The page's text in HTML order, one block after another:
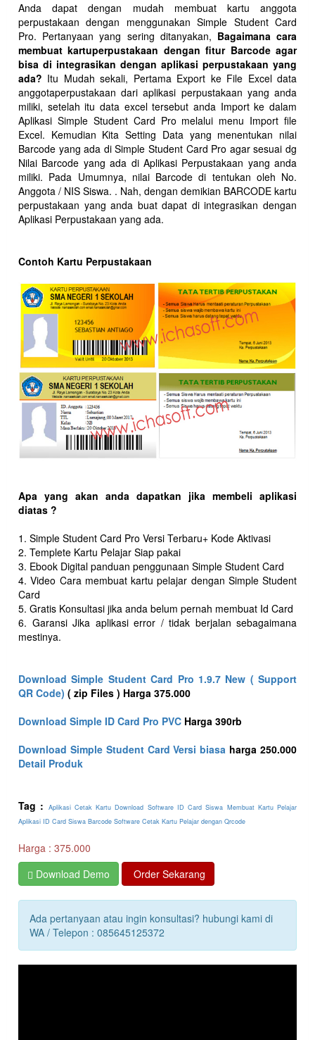
Anda dapat dengan mudah membuat kartu anggota
perpustakaan dengan menggunakan Simple Student Card
Pro. Pertanyaan yang sering ditanyakan, Bagaimana cara
membuat kartuperpustakaan dengan fitur Barcode agar
bisa di integrasikan dengan aplikasi perpustakaan yang
ada? Itu Mudah sekali, Pertama Export ke File Excel data
anggotaperpustakaan dari aplikasi perpustakaan yang anda
miliki, setelah itu data excel tersebut anda Import ke dalam
Aplikasi Simple Student Card Pro melalui menu Import file
Excel. Kemudian Kita Setting Data yang menentukan nilai
Barcode yang ada di Simple Student Card Pro agar sesuai dg
Nilai Barcode yang ada di Aplikasi Perpustakaan yang anda
miliki. Pada Umumnya, nilai Barcode di tentukan oleh No.
Anggota / NIS Siswa. . Nah, dengan demikian BARCODE kartu
perpustakaan yang anda buat dapat di integrasikan dengan
Aplikasi Perpustakaan yang ada.
Contoh Kartu Perpustakaan
Apa yang akan anda dapatkan jika membeli aplikasi
diatas ?
1. Simple Student Card Pro Versi Terbaru+ Kode Aktivasi
2. Templete Kartu Pelajar Siap pakai
3. Ebook Digital panduan penggunaan Simple Student Card
4. Video Cara membuat kartu pelajar dengan Simple Student
Card
5. Gratis Konsultasi jika anda belum pernah membuat Id Card
6. Garansi Jika aplikasi error / tidak berjalan sebagaimana
mestinya.
Download Simple Student Card Pro 1.9.7 New ( Support
QR Code) ( zip Files ) Harga 375.000
Download Simple ID Card Pro PVC Harga 390rb
Download Simple Student Card Versi biasa harga 250.000
Detail Produk
Tag : Aplikasi Cetak Kartu Download Software ID Card Siswa Membuat Kartu Pelajar
Aplikasi ID Card Siswa Barcode Software Cetak Kartu Pelajar dengan Qrcode
Harga : 375.000
Download Demo
Order Sekarang
Ada pertanyaan atau ingin konsultasi? hubungi kami di
WA / Telepon : 085645125372